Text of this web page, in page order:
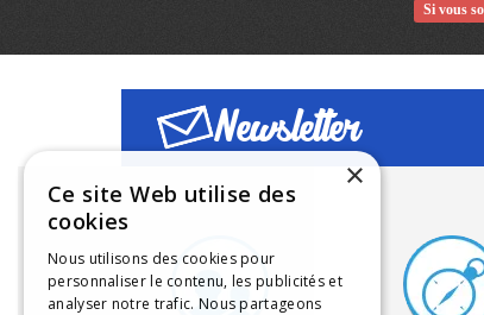
Si vous
Newsletter
×
Ce site Web utilise des
cookies
Nous utilisons des cookies pour
personnaliser le contenu, les publicités et
analyser notre trafic. Nous partageons